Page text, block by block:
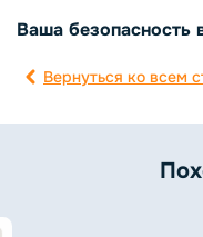
Ваша безопасность
Вернуться ко всем